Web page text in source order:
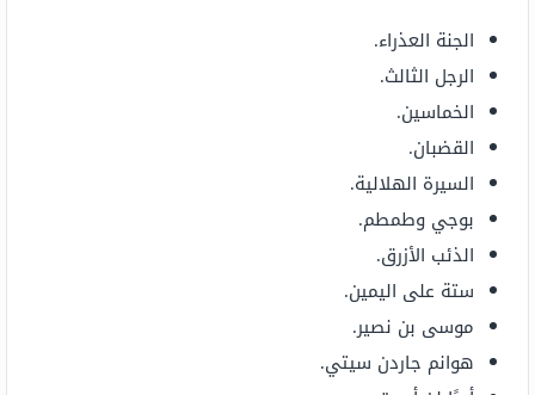
الجنة العذراء.
الرجل الثالث.
الخماسين.
القضبان.
السيرة الهلالية.
بوجي وطمطم.
الذئب الأزرق.
ستة على اليمين.
موسى بن نصير.
هوانم جاردن سيتي.